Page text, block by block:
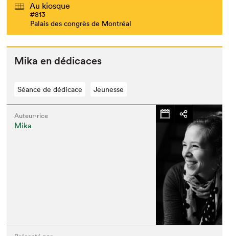
Au kiosque
#813
Palais des congrès de Montréal
Mika en dédicaces
Séance de dédicace Jeunesse
Auteur·rice
Mika